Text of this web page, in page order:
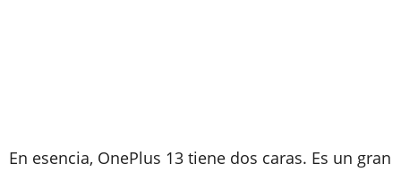
En esencia, OnePlus 13 tiene dos caras. Es un gran